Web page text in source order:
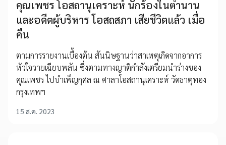
คุณเพชร โอสถานุเคราะห์ นักร้องในตำนาน
และอดีตผู้บริหาร โอสถสภา เสียชีวิตแล้ว เมื่อ
คืน
ตามการรายงานเบื้องต้น สันนิษฐานว่าสาเหตุเกิดจากอาการ
หัวใจวายเฉียบพลัน ซึ่งตามทางญาติกำลังเตรียมนำร่างของ
คุณเพชร ไปบำเพ็ญกุศล ณ ศาลาโอสถานุเคราะห์ วัดธาตุทอง
กรุงเทพฯ
15 ส.ค. 2023